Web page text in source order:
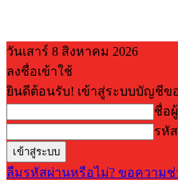
วันเสาร์ 8 สิงหาคม 2026
ลงชื่อเข้าใช้
ยินดีต้อนรับ! เข้าสู่ระบบบัญชี
ชื่อ
รหั
ลืมรหัสผ่านหรือไม่? ขอความช่